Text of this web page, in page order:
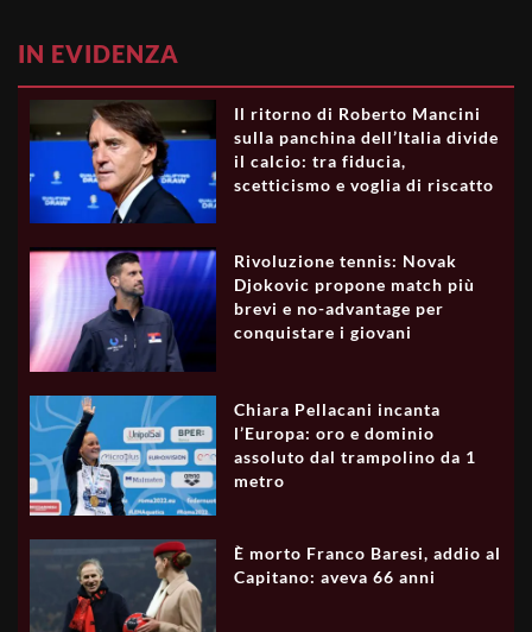
IN EVIDENZA
Il ritorno di Roberto Mancini
sulla panchina dell’Italia divide
il calcio: tra fiducia,
scetticismo e voglia di riscatto
Rivoluzione tennis: Novak
Djokovic propone match più
brevi e no-advantage per
conquistare i giovani
Chiara Pellacani incanta
l’Europa: oro e dominio
assoluto dal trampolino da 1
metro
È morto Franco Baresi, addio al
Capitano: aveva 66 anni